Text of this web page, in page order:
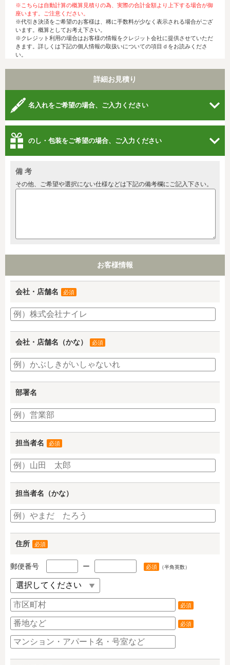
※こちらは自動計算の概算見積りの為、実際の合計金額より上下する場合が御
座います。ご注意ください。
※代引き決済をご希望のお客様は、稀に手数料が少なく表示される場合がござ
います。概算としてお考え下さい。
※クレジット利用の場合はお客様の情報をクレジット会社に提供させていただ
きます。詳しくは下記の個人情報の取扱いについての項目ｄをお読みくださ
い。
詳細お見積り
名入れをご希望の場合、ご入力ください
のし・包装をご希望の場合、ご入力ください
備 考
その他、ご希望や選択にない仕様などは下記の備考欄にご記入下さい。
お客様情報
会社・店舗名 必須
会社・店舗名（かな） 必須
部署名
担当者名 必須
担当者名（かな）
住所 必須
郵便番号 ー 必須 （半角英数）
必須
必須